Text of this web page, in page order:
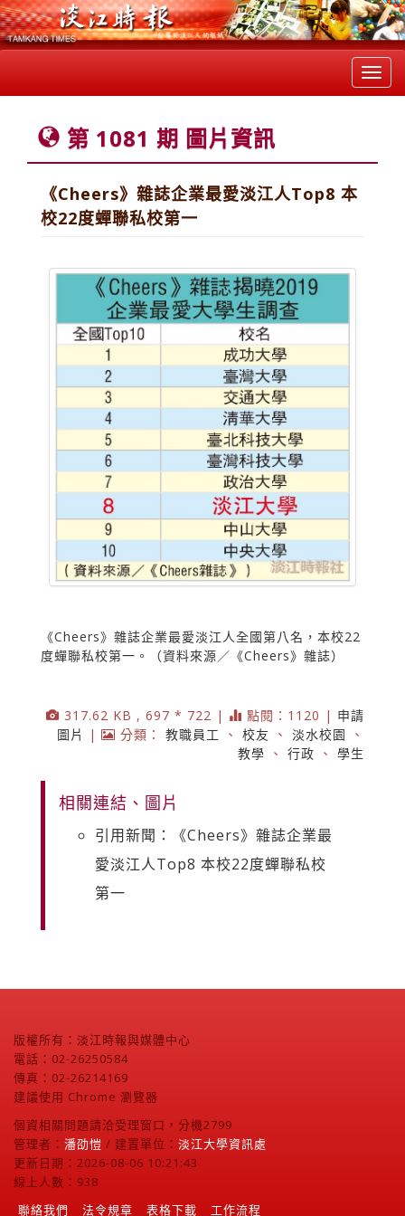
第 1081 期 圖片資訊
《Cheers》雜誌企業最愛淡江人Top8 本
校22度蟬聯私校第一
《Cheers》雜誌企業最愛淡江人全國第八名，本校22
度蟬聯私校第一。（資料來源／《Cheers》雜誌）
317.62 KB , 697 * 722 | 點閱：1120 | 申請
圖片
| 分類： 教職員工 、 校友 、 淡水校園
、
教學 、 行政 、 學生
相關連結、圖片
引用新聞：《Cheers》雜誌企業最
愛淡江人Top8 本校22度蟬聯私校
第一
版權所有：淡江時報與媒體中心
電話：02-26250584
傳真：02-26214169
建議使用 Chrome 瀏覽器
個資相關問題請洽受理窗口，分機2799
管理者： 潘劭愷 / 建置單位： 淡江大學資訊處
更新日期：2026-08-06 10:21:43
線上人數：938
聯絡我們
法令規章 表格下載 工作流程